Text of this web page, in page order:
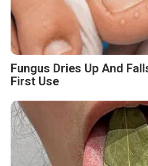
Fungus Dries Up And
First Use